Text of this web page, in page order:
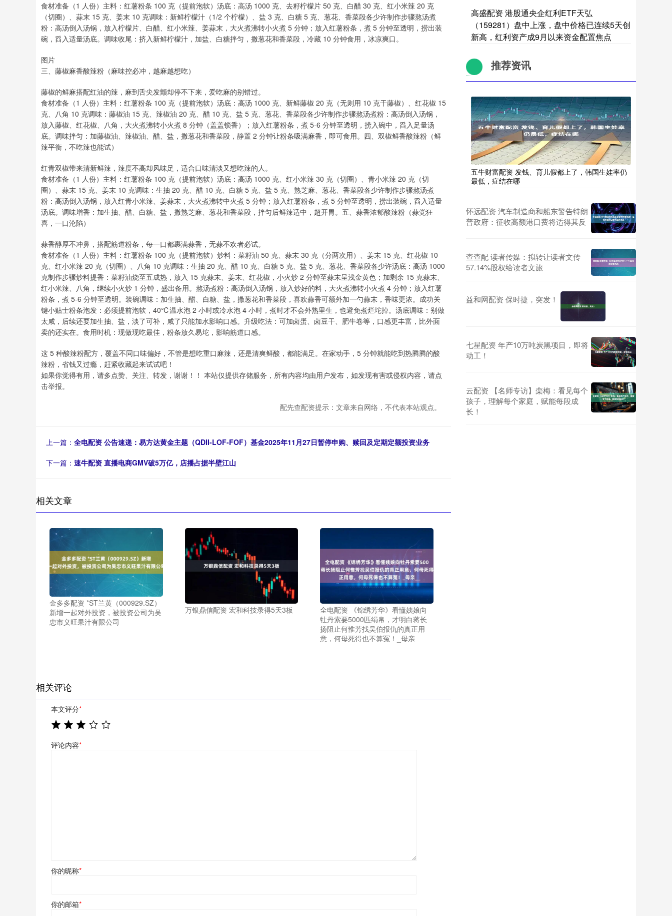
食材准备（1 人份）主料：红薯粉条 100 克（提前泡软）汤底：高汤 1000 克、去籽柠檬片 50 克、白醋 30 克、红小米辣 20 克
（切圈）、蒜末 15 克、姜末 10 克调味：新鲜柠檬汁（1/2 个柠檬）、盐 3 克、白糖 5 克、葱花、香菜段各少许制作步骤熬汤煮
粉：高汤倒入汤锅，放入柠檬片、白醋、红小米辣、姜蒜末，大火煮沸转小火煮 5 分钟；放入红薯粉条，煮 5 分钟至透明，捞出装
碗，舀入适量汤底。调味收尾：挤入新鲜柠檬汁，加盐、白糖拌匀，撒葱花和香菜段，冷藏 10 分钟食用，冰凉爽口。
图片
三、藤椒麻香酸辣粉（麻味控必冲，越麻越想吃）
藤椒的鲜麻搭配红油的辣，麻到舌尖发颤却停不下来，爱吃麻的别错过。
食材准备（1 人份）主料：红薯粉条 100 克（提前泡软）汤底：高汤 1000 克、新鲜藤椒 20 克（无则用 10 克干藤椒）、红花椒 15
克、八角 10 克调味：藤椒油 15 克、辣椒油 20 克、醋 10 克、盐 5 克、葱花、香菜段各少许制作步骤熬汤煮粉：高汤倒入汤锅，
放入藤椒、红花椒、八角，大火煮沸转小火煮 8 分钟（盖盖锁香）；放入红薯粉条，煮 5-6 分钟至透明，捞入碗中，舀入足量汤
底。调味拌匀：加藤椒油、辣椒油、醋、盐，撒葱花和香菜段，静置 2 分钟让粉条吸满麻香，即可食用。四、双椒鲜香酸辣粉（鲜
辣平衡，不吃辣也能试）
红青双椒带来清新鲜辣，辣度不高却风味足，适合口味清淡又想吃辣的人。
食材准备（1 人份）主料：红薯粉条 100 克（提前泡软）汤底：高汤 1000 克、红小米辣 30 克（切圈）、青小米辣 20 克（切
圈）、蒜末 15 克、姜末 10 克调味：生抽 20 克、醋 10 克、白糖 5 克、盐 5 克、熟芝麻、葱花、香菜段各少许制作步骤熬汤煮
粉：高汤倒入汤锅，放入红青小米辣、姜蒜末，大火煮沸转中火煮 5 分钟；放入红薯粉条，煮 5 分钟至透明，捞出装碗，舀入适量
汤底。调味增香：加生抽、醋、白糖、盐，撒熟芝麻、葱花和香菜段，拌匀后鲜辣适中，超开胃。五、蒜香浓郁酸辣粉（蒜党狂
喜，一口沦陷）
蒜香醇厚不冲鼻，搭配筋道粉条，每一口都裹满蒜香，无蒜不欢者必试。
食材准备（1 人份）主料：红薯粉条 100 克（提前泡软）炒料：菜籽油 50 克、蒜末 30 克（分两次用）、姜末 15 克、红花椒 10
克、红小米辣 20 克（切圈）、八角 10 克调味：生抽 20 克、醋 10 克、白糖 5 克、盐 5 克、葱花、香菜段各少许汤底：高汤 1000
克制作步骤炒料提香：菜籽油烧至五成热，放入 15 克蒜末、姜末、红花椒，小火炒 2 分钟至蒜末呈浅金黄色；加剩余 15 克蒜末、
红小米辣、八角，继续小火炒 1 分钟，盛出备用。熬汤煮粉：高汤倒入汤锅，放入炒好的料，大火煮沸转小火煮 4 分钟；放入红薯
粉条，煮 5-6 分钟至透明。装碗调味：加生抽、醋、白糖、盐，撒葱花和香菜段，喜欢蒜香可额外加一勺蒜末，香味更浓。成功关
键小贴士粉条泡发：必须提前泡软，40℃温水泡 2 小时或冷水泡 4 小时，煮时才不会外熟里生，也避免煮烂坨掉。汤底调味：别做
太咸，后续还要加生抽、盐，淡了可补，咸了只能加水影响口感。升级吃法：可加卤蛋、卤豆干、肥牛卷等，口感更丰富，比外面
卖的还实在。食用时机：现做现吃最佳，粉条放久易坨，影响筋道口感。
这 5 种酸辣粉配方，覆盖不同口味偏好，不管是想吃重口麻辣，还是清爽鲜酸，都能满足。在家动手，5 分钟就能吃到热腾腾的酸
辣粉，省钱又过瘾，赶紧收藏起来试试吧！
如果你觉得有用，请多点赞、关注、转发，谢谢！！ 本站仅提供存储服务，所有内容均由用户发布，如发现有害或侵权内容，请点
击举报。
配先查配资提示：文章来自网络，不代表本站观点。
上一篇： 全电配资 公告速递：易方达黄金主题（QDII-LOF-FOF）基金2025年11月27日暂停申购、赎回及定期定额投资业务
下一篇： 速牛配资 直播电商GMV破5万亿，店播占据半壁江山
相关文章
金多多配资 *ST兰黄（000929.SZ）
新增一起对外投资，被投资公司为吴
忠市义旺果汁有限公司
万银鼎信配资 宏和科技录得5天3板
全电配资 《锦绣芳华》看懂姨娘向
牡丹索要5000匹绢帛，才明白蒋长
扬阻止何惟芳找吴伯报仇的真正用
意，何母死得也不算冤！_母亲
相关评论
本文评分*
评论内容*
你的昵称*
你的邮箱*
高盛配资 港股通央企红利ETF天弘
（159281）盘中上涨，盘中价格已连续5天创
新高，红利资产成9月以来资金配置焦点
推荐资讯
五牛财富配资 发钱、育儿假都上了，韩国生娃率仍
最低，症结在哪
怀远配资 汽车制造商和船东警告特朗
普政府：征收高额港口费将适得其反
查查配 读者传媒：拟转让读者文传
57.14%股权给读者文旅
益和网配资 保时捷，突发！
七星配资 年产10万吨炭黑项目，即将
动工！
云配资 【名师专访】栾梅：看见每个
孩子，理解每个家庭，赋能每段成
长！